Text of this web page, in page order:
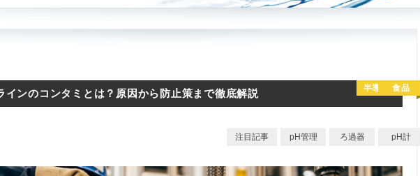
インのコンタミとは？原因から防止策まで徹底解説 半導体・液晶
食品
pH計
ろ過器
pH管理
注目記事